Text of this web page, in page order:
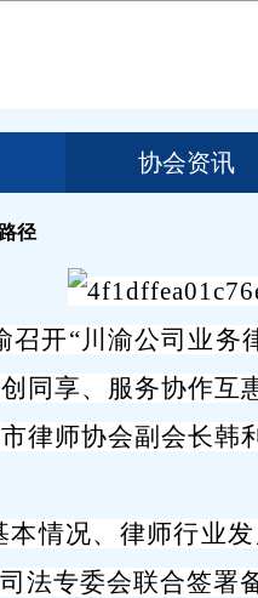
协会资讯
径
召开“川渝公司业务
同享、服务协作
律师协会副会长韩
本情况、律师行业
法专委会联合签署